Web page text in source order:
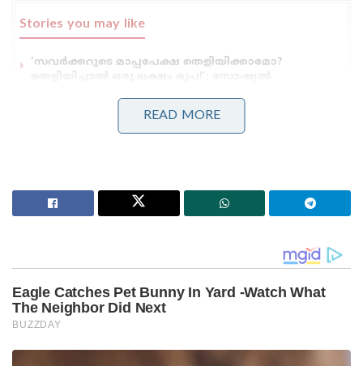
Stories you may like
‘സവർക്കറുടെ മാപ്പപേക്ഷ തെളിയിക്കാമോ?
തെളിയിച്ചാൽ ഒരു ലക്ഷം രൂപ!’; സോഷ്യൽ
‘എങ്ങനെ സംഭവിച്ചുവെന്ന് അറിയില്ല, ക്ഷമ
ചോദിക്കുന്നു; മോഹൻലാലിന് ഓസ്ട്രേലിയൻ വിസ
മുഖ്യമന്ത്രി പിണറായി വിജയനുമായി സംസാരിച്ച്
കേന്ദ്രത്തിൽനിന്ന് സാധ്യമായ എല്ലാ സഹായങ്ങളും
പങ്കുചേരുന്നതിനൊപ്പം പരിക്കേറ്റവർക്കായി
പ്രാർഥിക്കുന്നുവെന്നും പ്രധാനമന്ത്രി മോദി വ്യക്തമാക്കി
അതേസമയം, പ്രദേശത്ത് സൈന്യത്തിന്റെ
READ MORE